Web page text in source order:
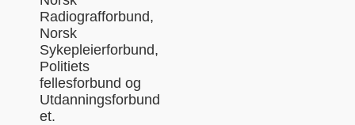
Radiografforbund,
Norsk
Sykepleierforbund,
Politiets
fellesforbund og
Utdanningsforbund
et.